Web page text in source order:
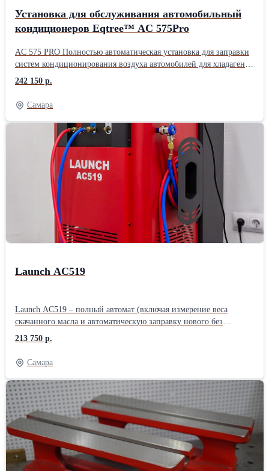
Установка для обслуживания автомобильный
кондиционеров Eqtree™ AC 575Pro
AC 575 PRO Полностью автоматическая установка для заправки
систем кондиционирования воздуха автомобилей для хладагента
R134a. Удобное и понятное русифицированное меню. 7-ти
дюймовый сенсорный дисплей. Встроенный принтер. Большие
(Offraod) задние колеса. Ресурс фильтра на 100 кг. Функция
промывки контура кондиционера. Работы с гибридными
автомобилями. Автоматические функции: Откачка и
рециркуляция хладагента; Отделение отработанного масла;
Программируемый вакуум; Тест системы на утечки;
Автоматическая подача масла; Заполнение системы.
242 150 р.
Самара
Launch AC519
Launch AC519 – полный автомат (включая измерение веса
скачанного масла и автоматическую заправку нового без
необходимости ручного подтверждения). Без ручных вентилей.
Подходит для работы с легковым, грузовым транспортом, а так
же спец.техники. - Простое и понятное меню на большом ЖК-
дисплее. Удобное отображение количества фреона и масла в
установке. - Автоматическая заправка нового масла по весу
откачанного масла (без необходимости ручного ввода). - Ёмкость
старого масла увеличенного объема. - Информативные и легко
читаемые маслозаполненные манометры (включая манометр
давления во внутреннем баллоне). - Принтер в комплекте. -
Функция вымывания масла фреоном из системы
кондиционирования автомобиля (отдельно из контура высокого
и низкого давления). - Актуальная база данных, адаптированная
213 750 р.
Самара